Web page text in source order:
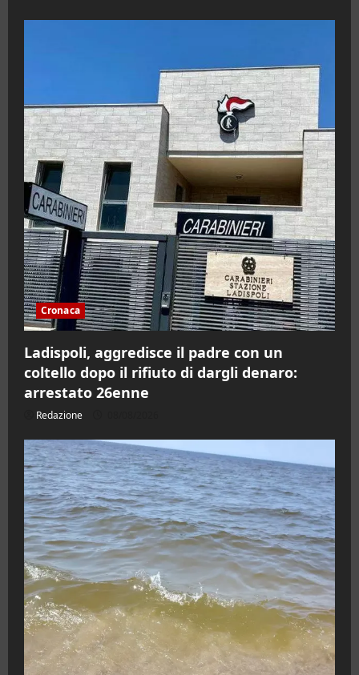
Cronaca
Ladispoli, aggredisce il padre con un
coltello dopo il rifiuto di dargli denaro:
arrestato 26enne
Redazione